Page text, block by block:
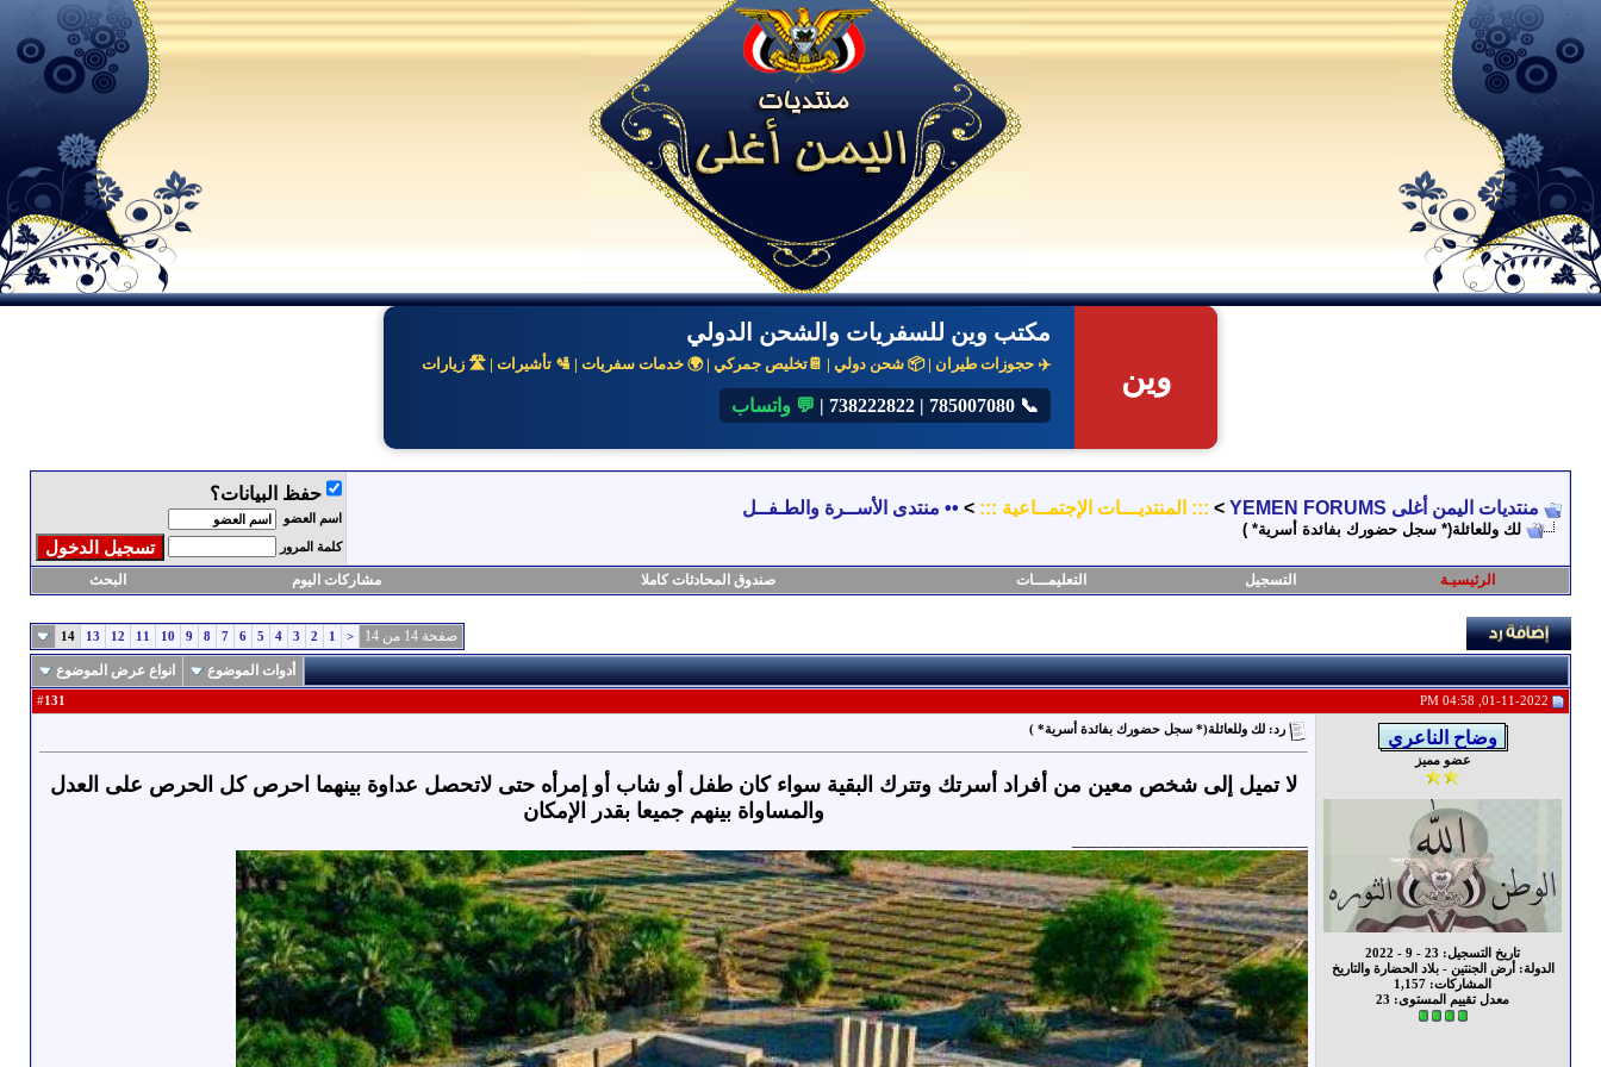
وين
مكتب وين للسفريات والشحن الدولي
✈️ حجوزات طيران | 📦 شحن دولي | 📔تخليص جمركي | 🌍 خدمات سفريات | 🛂 تأشيرات | 🛣️ زيارات
📞 785007080
|
738222822
| 💬 واتساب
منتديات اليمن أغلى YEMEN FORUMS > ::: المنتديـــات الإجتمــاعية ::: > •• منتدى الأســرة والطـفــل
لك وللعائلة(* سجل حضورك بفائدة أسرية* )
حفظ البيانات؟
اسم العضو
كلمة المرور
الرئيسيـة التسجيل التعليمـــات صندوق المحادثات كاملا مشاركات اليوم البحث
صفحة 14 من 14 <
1
2
3
4
5
6
7
8
9
10
11
12
13
14
أدوات الموضوع انواع عرض الموضوع
131
عضو مميز
تاريخ التسجيل: 23 - 9 - 2022
الدولة: أرض الجنتين - بلاد الحضارة والتاريخ
المشاركات: 1,157
معدل تقييم المستوى: 23
رد: لك وللعائلة(* سجل حضورك بفائدة أسرية* )
لا تميل إلى شخص معين من أفراد أسرتك وتترك البقية سواء كان طفل أو شاب أو إمرأه حتى لاتحصل عداوة بينهما احرص كل الحرص على العدل
والمساواة بينهم جميعا بقدر الإمكان